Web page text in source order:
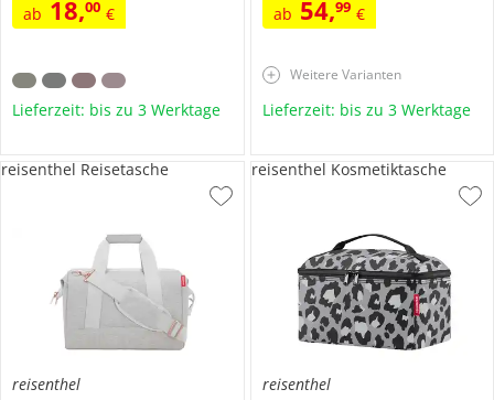
ab 18,00 €
Lieferzeit: bis zu 3 Werktage
ab 54,99 €
Weitere Varianten
Lieferzeit: bis zu 3 Werktage
reisenthel
reisenthel Reisetasche
reisenthel
reisenthel Kosmetiktasche